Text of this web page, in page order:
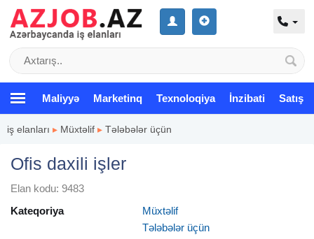
Maliyyə Marketinq Texnoloqiya İnzibati Satış
iş elanları ▸ Müxtəlif ▸ Tələbələr üçün
Ofis daxili işler
Elan kodu: 9483
Kateqoriya
Müxtəlif
Tələbələr üçün